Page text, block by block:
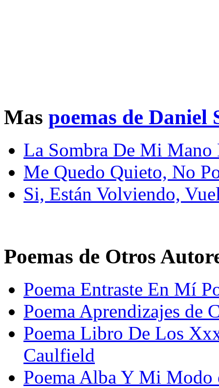
Mas poemas de Daniel
La Sombra De Mi Mano
Me Quedo Quieto, No
Si, Están Volviendo,
Poemas de Otros
Poema Entraste En Mí
Poema Aprendizajes de
Poema Libro De Los
Caulfield
Poema Alba Y Mi Modo